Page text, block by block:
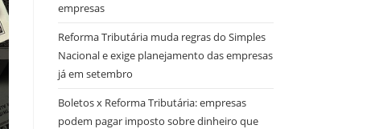
empresas
Reforma Tributária muda regras do Simples
Nacional e exige planejamento das empresas
já em setembro
Boletos x Reforma Tributária: empresas
podem pagar imposto sobre dinheiro que